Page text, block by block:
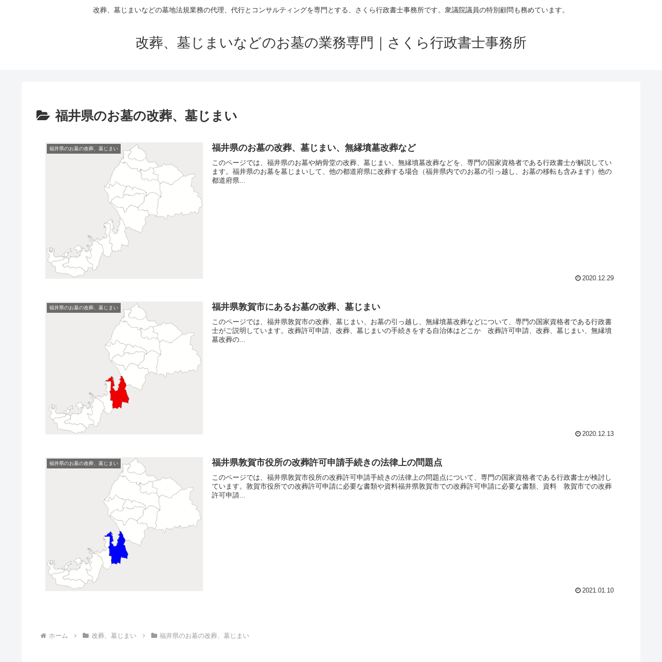
改葬、墓じまいなどの墓地法規業務の代理、代行とコンサルティングを専門とする、さくら行政書士事務所です。衆議院議員の特別顧問も務めています。
改葬、墓じまいなどのお墓の業務専門｜さくら行政書士事務所
福井県のお墓の改葬、墓じまい
福井県のお墓の改葬、墓じまい 福井県のお墓の改葬、墓じまい、無縁墳墓改葬など
このページでは、福井県のお墓や納骨堂の改葬、墓じまい、無縁墳墓改葬などを、専門の国家資格者である行政書士が解説してい
ます。福井県のお墓を墓じまいして、他の都道府県に改葬する場合（福井県内でのお墓の引っ越し、お墓の移転も含みます）他の
都道府県...
2020.12.29
福井県のお墓の改葬、墓じまい 福井県敦賀市にあるお墓の改葬、墓じまい
このページでは、福井県敦賀市の改葬、墓じまい、お墓の引っ越し、無縁墳墓改葬などについて、専門の国家資格者である行政書
士がご説明しています。改葬許可申請、改葬、墓じまいの手続きをする自治体はどこか 改葬許可申請、改葬、墓じまい、無縁墳
墓改葬の...
2020.12.13
福井県のお墓の改葬、墓じまい 福井県敦賀市役所の改葬許可申請手続きの法律上の問題点
このページでは、福井県敦賀市役所の改葬許可申請手続きの法律上の問題点について、専門の国家資格者である行政書士が検討し
ています。敦賀市役所での改葬許可申請に必要な書類や資料福井県敦賀市での改葬許可申請に必要な書類、資料 敦賀市での改葬
許可申請...
2021.01.10
ホーム 改葬、墓じまい 福井県のお墓の改葬、墓じまい